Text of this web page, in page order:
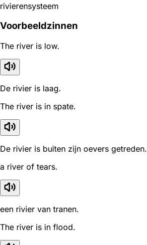
rivierensysteem
Voorbeeldzinnen
The river is low.
De rivier is laag.
The river is in spate.
De rivier is buiten zijn oevers getreden.
a river of tears.
een rivier van tranen.
The river is in flood.